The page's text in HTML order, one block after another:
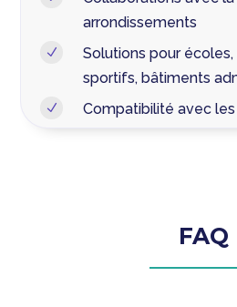
arrondissements
N
Solutions pour
sportifs, bâtiments
N Compatibilité avec
FAQ